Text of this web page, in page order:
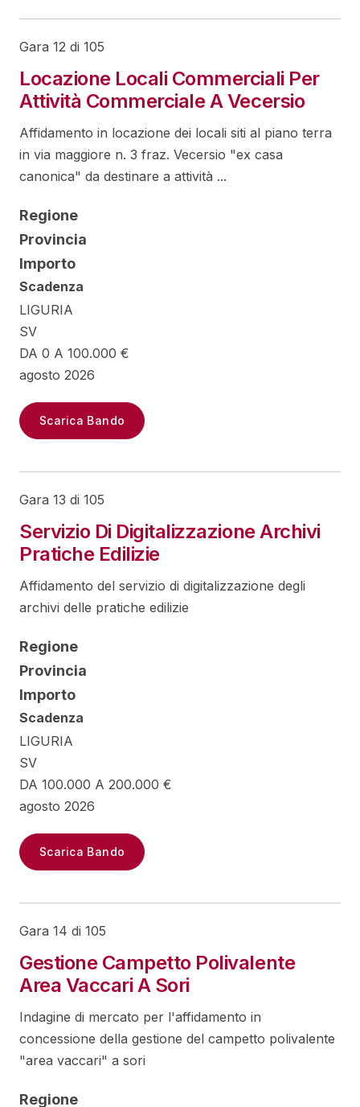
Gara 12 di 105
Locazione Locali Commerciali Per
Attività Commerciale A Vecersio
Affidamento in locazione dei locali siti al piano terra
in via maggiore n. 3 fraz. Vecersio "ex casa
canonica" da destinare a attività ...
Regione
Provincia
Importo
Scadenza
LIGURIA
SV
DA 0 A 100.000 €
agosto 2026
Scarica Bando
Gara 13 di 105
Servizio Di Digitalizzazione Archivi
Pratiche Edilizie
Affidamento del servizio di digitalizzazione degli
archivi delle pratiche edilizie
Regione
Provincia
Importo
Scadenza
LIGURIA
SV
DA 100.000 A 200.000 €
agosto 2026
Scarica Bando
Gara 14 di 105
Gestione Campetto Polivalente
Area Vaccari A Sori
Indagine di mercato per l'affidamento in
concessione della gestione del campetto polivalente
"area vaccari" a sori
Regione